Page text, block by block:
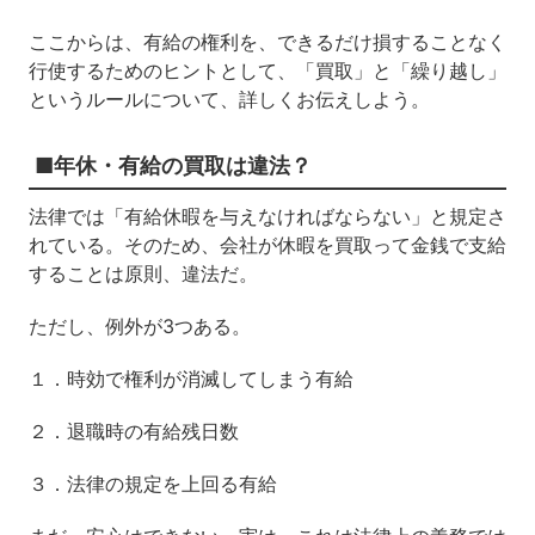
ここからは、有給の権利を、できるだけ損することなく
行使するためのヒントとして、「買取」と「繰り越し」
というルールについて、詳しくお伝えしよう。
■年休・有給の買取は違法？
法律では「有給休暇を与えなければならない」と規定さ
れている。そのため、会社が休暇を買取って金銭で支給
することは原則、違法だ。
ただし、例外が3つある。
１．時効で権利が消滅してしまう有給
２．退職時の有給残日数
３．法律の規定を上回る有給